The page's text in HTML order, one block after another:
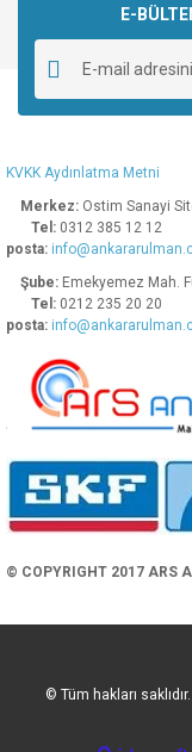
Ürün resmi
Ürün
Ürün
Ürün fiyatı
Bu ürüne
E-
KVKK Aydınlatma Metni
Merkez: Ostim
Tel: 0312 385 12 12
posta:
Şube: Emekyemez
Tel: 0212 235 20 20
posta:
© COPYRIGHT 2017 ARS
© Tüm hakları